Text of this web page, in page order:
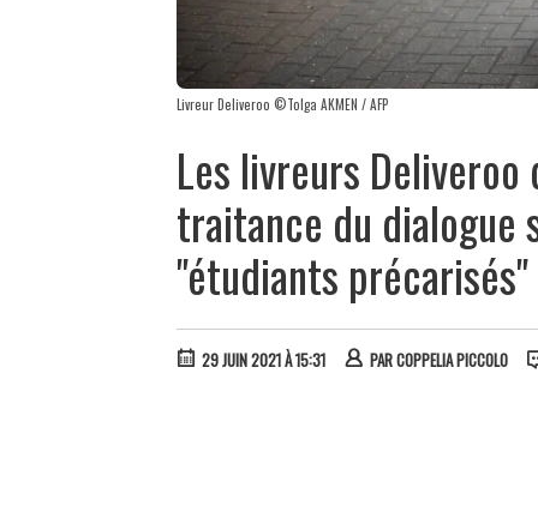
Livreur Deliveroo ©Tolga AKMEN / AFP
Les livreurs Deliveroo
traitance du dialogue
"étudiants précarisés"
29 JUIN 2021 À 15:31 PARCOPPELIA PICCOLO